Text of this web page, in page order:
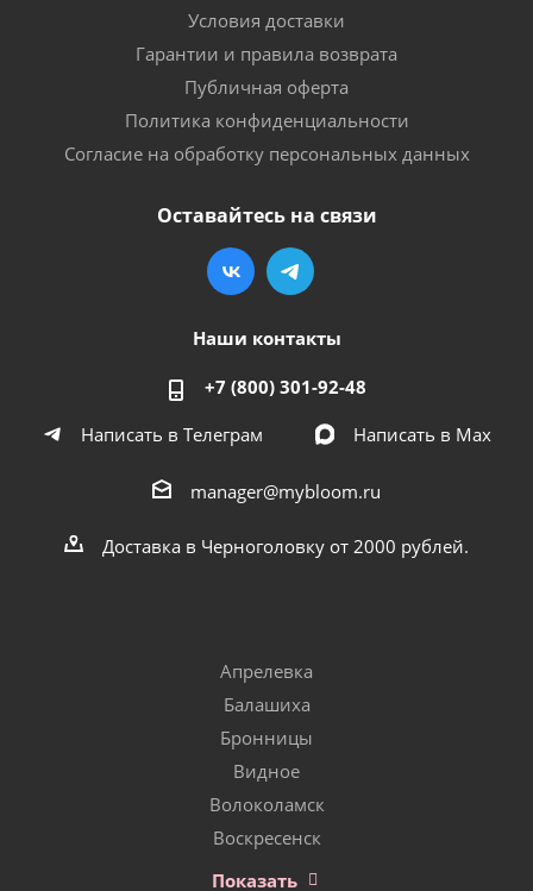
Условия доставки
Гарантии и правила возврата
Публичная оферта
Политика конфиденциальности
Согласие на обработку персональных данных
Оставайтесь на связи
Наши контакты
+7 (800) 301-92-48
Написать в Телеграм
Написать в Мах
manager@mybloom.ru
Доставка в Черноголовку от 2000 рублей.
Апрелевка
Балашиха
Бронницы
Видное
Волоколамск
Воскресенск
Показать